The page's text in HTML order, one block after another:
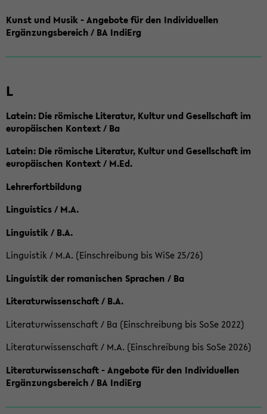
Kunst und Musik - Angebote für den Individuellen
Ergänzungsbereich / BA IndiErg
L
Latein: Die römische Literatur, Kultur und Gesellschaft im
europäischen Kontext / Ba
Latein: Die römische Literatur, Kultur und Gesellschaft im
europäischen Kontext / M.Ed.
Lehrerfortbildung
Linguistics / M.A.
Linguistik / B.A.
Linguistik / M.A. (Einschreibung bis WiSe 25/26)
Linguistik der romanischen Sprachen / Ba
Literaturwissenschaft / B.A.
Literaturwissenschaft / Ba (Einschreibung bis SoSe 2022)
Literaturwissenschaft / M.A. (Einschreibung bis SoSe 2026)
Literaturwissenschaft - Angebote für den Individuellen
Ergänzungsbereich / BA IndiErg